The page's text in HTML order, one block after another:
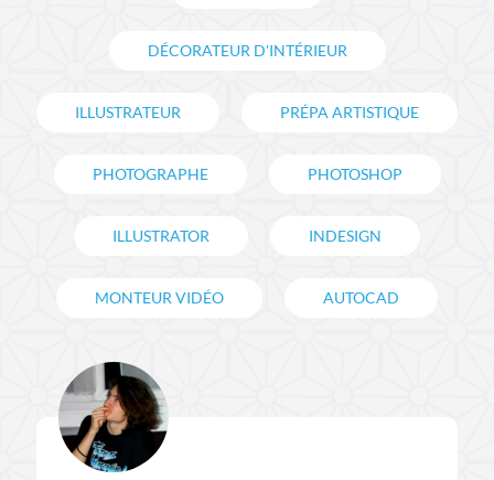
DÉCORATEUR D'INTÉRIEUR
ILLUSTRATEUR PRÉPA ARTISTIQUE
PHOTOGRAPHE PHOTOSHOP
ILLUSTRATOR INDESIGN
MONTEUR VIDÉO AUTOCAD